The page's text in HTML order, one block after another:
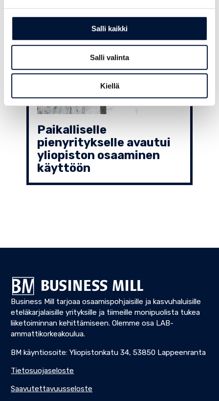
Salli kaikki
Salli valinta
Kiellä
Paikalliselle
pienyritykselle avautui
yliopiston osaaminen
käyttöön
Business Mill tarjoaa osaamispohjaisille ja kasvuhaluisille
eteläkarjalaisille yrityksille ja tiimeille monipuolista tukea
liiketoiminnan kehittämiseen. Olemme osa LAB-
ammattikorkeakoulua.
BM käyntiosoite: Yliopistonkatu 34, 53850 Lappeenranta
Tietosuojaseloste
Saavutettavuusseloste